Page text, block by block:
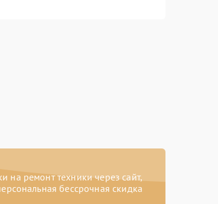
на ремонт техники через сайт,
бессрочная скидка